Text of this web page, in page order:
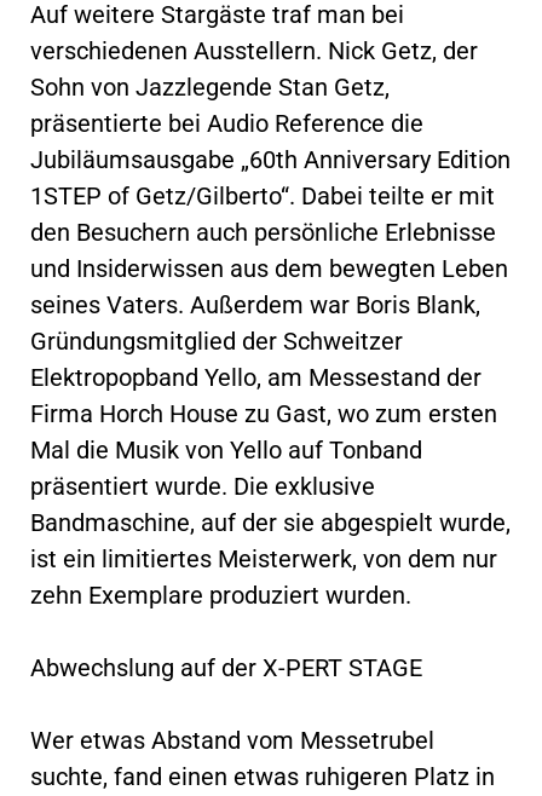
Auf weitere Stargäste traf man bei
verschiedenen Ausstellern. Nick Getz, der
Sohn von Jazzlegende Stan Getz,
präsentierte bei Audio Reference die
Jubiläumsausgabe „60th Anniversary Edition
1STEP of Getz/Gilberto“. Dabei teilte er mit
den Besuchern auch persönliche Erlebnisse
und Insiderwissen aus dem bewegten Leben
seines Vaters. Außerdem war Boris Blank,
Gründungsmitglied der Schweitzer
Elektropopband Yello, am Messestand der
Firma Horch House zu Gast, wo zum ersten
Mal die Musik von Yello auf Tonband
präsentiert wurde. Die exklusive
Bandmaschine, auf der sie abgespielt wurde,
ist ein limitiertes Meisterwerk, von dem nur
zehn Exemplare produziert wurden.
Abwechslung auf der X-PERT STAGE
Wer etwas Abstand vom Messetrubel
suchte, fand einen etwas ruhigeren Platz in